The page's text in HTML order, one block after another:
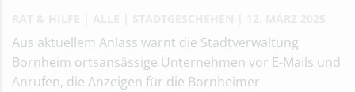
Aus aktuellem Anlass warnt die Stadtverwaltung
Bornheim ortsansässige Unternehmen vor E-Mails und
Anrufen, die Anzeigen für die Bornheimer